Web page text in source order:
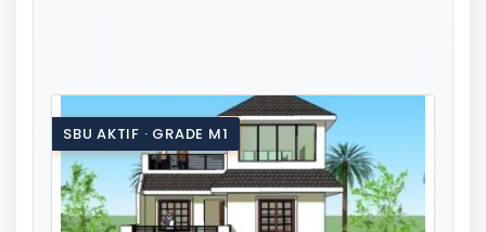
SBU AKTIF · GRADE M1